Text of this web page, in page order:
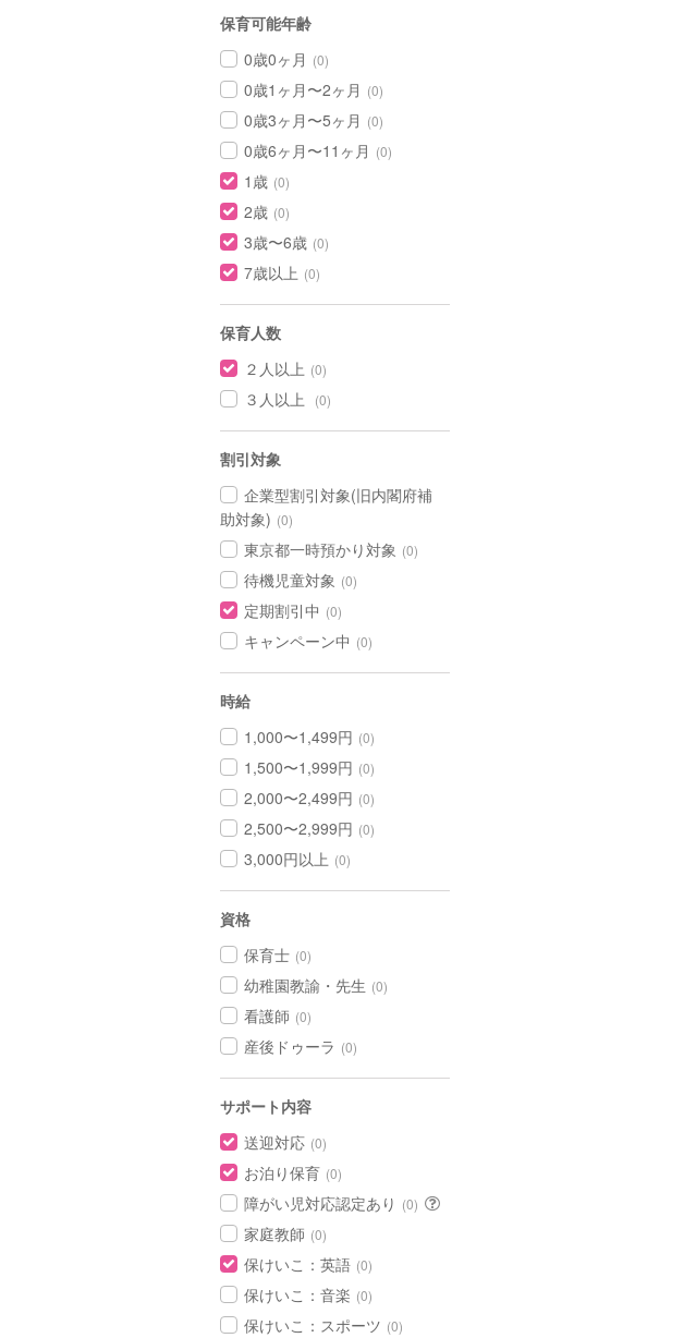
保育可能年齢
0歳0ヶ月 (0)
0歳1ヶ月〜2ヶ月 (0)
0歳3ヶ月〜5ヶ月 (0)
0歳6ヶ月〜11ヶ月 (0)
1歳 (0)
2歳 (0)
3歳〜6歳 (0)
7歳以上 (0)
保育人数
２人以上 (0)
３人以上 (0)
割引対象
企業型割引対象(旧内閣府補
助対象) (0)
東京都一時預かり対象 (0)
待機児童対象 (0)
定期割引中 (0)
キャンペーン中 (0)
時給
1,000〜1,499円 (0)
1,500〜1,999円 (0)
2,000〜2,499円 (0)
2,500〜2,999円 (0)
3,000円以上 (0)
資格
保育士 (0)
幼稚園教諭・先生 (0)
看護師 (0)
産後ドゥーラ (0)
サポート内容
送迎対応 (0)
お泊り保育 (0)
障がい児対応認定あり (0)
家庭教師 (0)
保けいこ：英語 (0)
保けいこ：音楽 (0)
保けいこ：スポーツ (0)